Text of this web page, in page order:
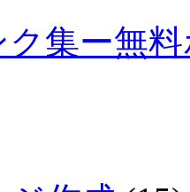
ク集ー無